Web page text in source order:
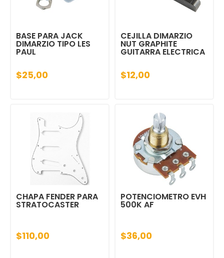
BASE PARA JACK
DIMARZIO TIPO LES
PAUL
$25,00
CEJILLA DIMARZIO
NUT GRAPHITE
GUITARRA ELECTRICA
$12,00
CHAPA FENDER PARA
STRATOCASTER
$110,00
POTENCIOMETRO EVH
500K AF
$36,00